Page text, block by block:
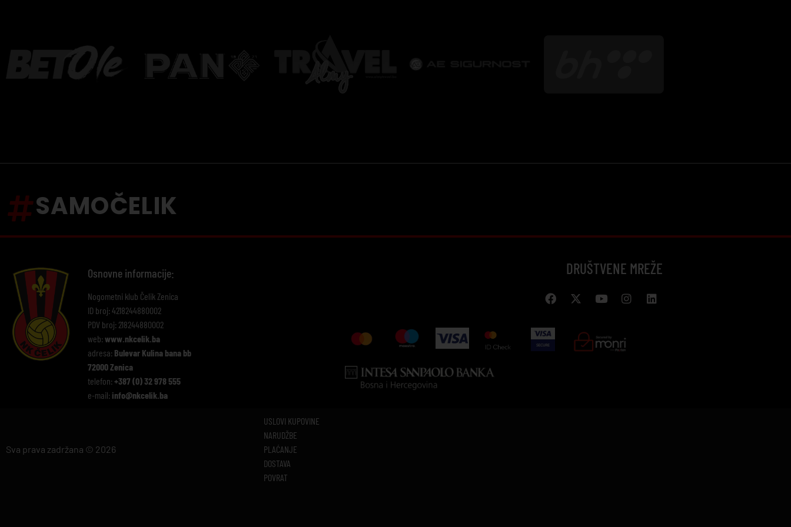
SAMOČELIK
Osnovne informacije:
Nogometni klub Čelik Zenica
ID broj: 4218244880002
PDV broj: 218244880002
web: www.nkcelik.ba
adresa: Bulevar Kulina bana bb
72000 Zenica
telefon: +387 (0) 32 978 555
e-mail: info@nkcelik.ba
DRUŠTVENE MREŽE
Sva prava zadržana © 2026
USLOVI KUPOVINE
NARUDŽBE
PLAĆANJE
DOSTAVA
POVRAT